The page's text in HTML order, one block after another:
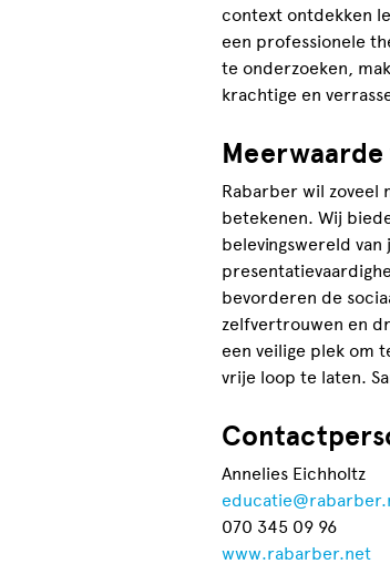
context ontdekken
een professionele
te onderzoeken,
krachtige en
Rabarber wil zoveel
betekenen. Wij
belevingswereld
bevorderen de
zelfvertrouwen en
een veilige plek om
vrije loop te laten.
Annelies Eichholtz
070 345 09 96
www.rabarber.net